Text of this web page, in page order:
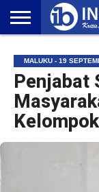
NASIONAL
AMBONIA
MALUKU
EKONOMI
POLITIK
OLAHRAGA
LIFESTYLE
REDAKSI
MALUKU - 19
Penjabat